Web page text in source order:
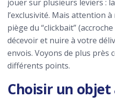
jouer sur plusieurs leviers :
l’exclusivité. Mais attention
piège du “clickbait”
décevoir et nuire à votre
envois. Voyons de plus près
différents points.
Choisir un